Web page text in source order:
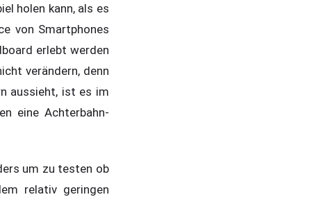
holen kann, als es
von Smartphones
erlebt werden
verändern, denn
aussieht, ist es im
eine Achterbahn-
um zu testen ob
relativ geringen